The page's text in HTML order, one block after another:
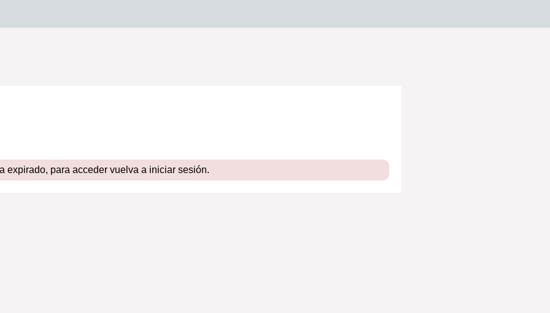
expirado, para acceder vuelva a iniciar sesión.